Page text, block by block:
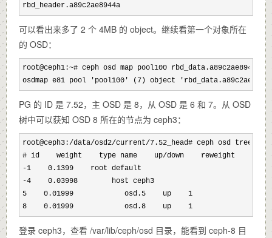
rbd_header.a89c2ae8944a
可以看出来多了 2 个 4MB 的 object。继续看第一个对象所在
的 OSD：
root@ceph1:~# ceph osd map pool100
osdmap e81 pool 'pool100' (7) object
PG 的 ID 是 7.52，主 OSD 是 8，从 OSD 是 6 和 7。从 OSD
树中可以获知 OSD 8 所在的节点为 ceph3：
root@ceph3:/data/osd2/current/7 .52_head# ceph osd tree
# id    weight    type name    up/down    reweight
-1    0.1399    root default
-4    0.03998
        host ceph3
5    0.01999            osd.5    up    1
8    0.01999            osd.8    up    1
登录 ceph3，查看 /var/lib/ceph/osd 目录，能看到 ceph-8 目